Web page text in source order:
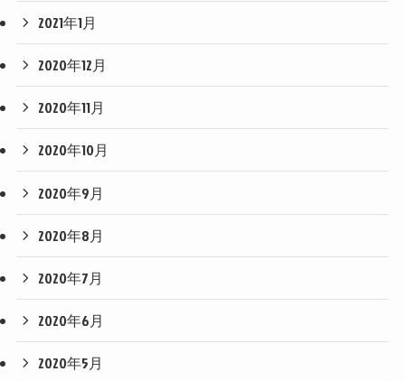
2021年1月
2020年12月
2020年11月
2020年10月
2020年9月
2020年8月
2020年7月
2020年6月
2020年5月